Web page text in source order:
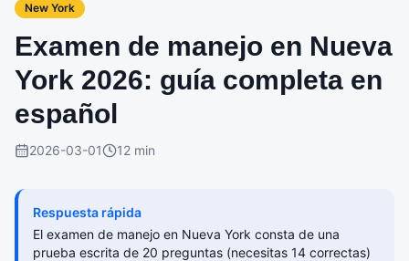
New York
Examen de manejo en Nueva
York 2026: guía completa en
español
2026-03-01 12 min
Respuesta rápida
El examen de manejo en Nueva York consta de una
prueba escrita de 20 preguntas (necesitas 14 correctas)